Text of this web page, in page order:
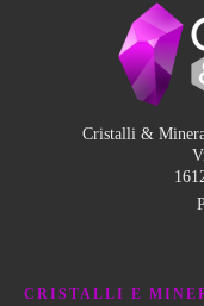
Cristalli &
CRISTALLI E